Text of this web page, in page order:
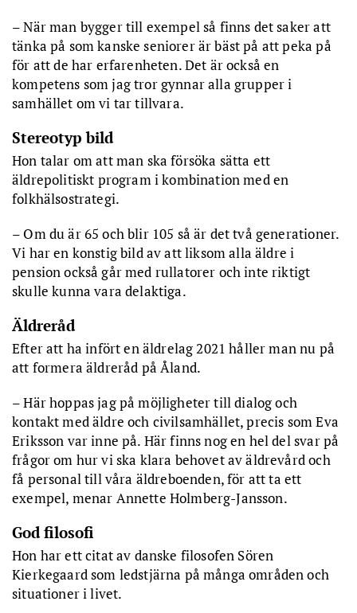
– När man bygger till exempel så finns det saker att
tänka på som kanske seniorer är bäst på att peka på
för att de har erfarenheten. Det är också en
kompetens som jag tror gynnar alla grupper i
samhället om vi tar tillvara.
Stereotyp bild
Hon talar om att man ska försöka sätta ett
äldrepolitiskt program i kombination med en
folkhälsostrategi.
– Om du är 65 och blir 105 så är det två generationer.
Vi har en konstig bild av att liksom alla äldre i
pension också går med rullatorer och inte riktigt
skulle kunna vara delaktiga.
Äldreråd
Efter att ha infört en äldrelag 2021 håller man nu på
att formera äldreråd på Åland.
– Här hoppas jag på möjligheter till dialog och
kontakt med äldre och civilsamhället, precis som Eva
Eriksson var inne på. Här finns nog en hel del svar på
frågor om hur vi ska klara behovet av äldrevård och
få personal till våra äldreboenden, för att ta ett
exempel, menar Annette Holmberg-Jansson.
God filosofi
Hon har ett citat av danske filosofen Sören
Kierkegaard som ledstjärna på många områden och
situationer i livet.